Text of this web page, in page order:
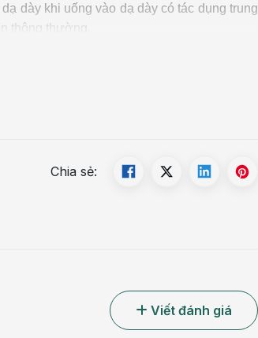
dày khi uống vào dạ dày có tác dụng trung
thông thường.
dược chất như aspirin, do dược chất được
uống sẽ rã và tập trung tại một chỗ gây
Chia sẻ:
Viết đánh giá